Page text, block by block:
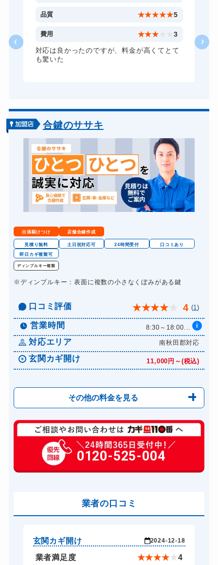
スーツケースカギ作成 8,800円～(税込)
14,300円～(税込)
11,000円～(税込)
金庫カギ交換
ドアノブカギ作成
ドアノブカギ交換
品質 ★★★★★5
費用 ★★★ 3
対応は良かったのですが、料金が高くてとて
も驚いた
合鍵のササキ
出張駆けつけ 店舗合鍵作成
見積り無料 土日祝対応可 24時間受付
口コミあり
即日カギ複製可
ディンプルキー複製
※ディンプルキー：表面に複数の小さなくぼみがある鍵
口コミ評価 ★★★★ 4 (1)
営業時間 8:30～18:00... i
対応エリア 南秋田郡対応
玄関カギ開け 11,000円～(税込)
その他の料金を見る
玄関カギ複製 550円(税込)～
玄関カギ開け 11,000円～(税込)
玄関カギ修理 6,600円～(税込)
バイクカギ開け 13,200円～(税込)
バイクカギ作成 別途お見積り
0120-525-004
業者の口コミ
玄関カギ開け 2024-12-18
業者満足度 ★★★★ ★4